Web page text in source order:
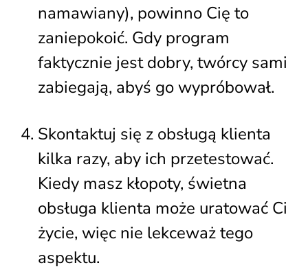
namawiany), powinno Cię to
zaniepokoić. Gdy program
faktycznie jest dobry, twórcy sami
zabiegają, abyś go wypróbował.
Skontaktuj się z obsługą klienta
kilka razy, aby ich przetestować.
Kiedy masz kłopoty, świetna
obsługa klienta może uratować Ci
życie, więc nie lekceważ tego
aspektu.